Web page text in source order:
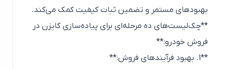
بهبودهای مستمر و تضمین ثبات کیفیت کمک می‌کند.
**چک‌لیست‌های ده مرحله‌ای برای پیاده‌سازی کایزن در
فروش خودرو:**